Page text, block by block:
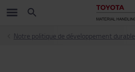
Notre politique de développement durable